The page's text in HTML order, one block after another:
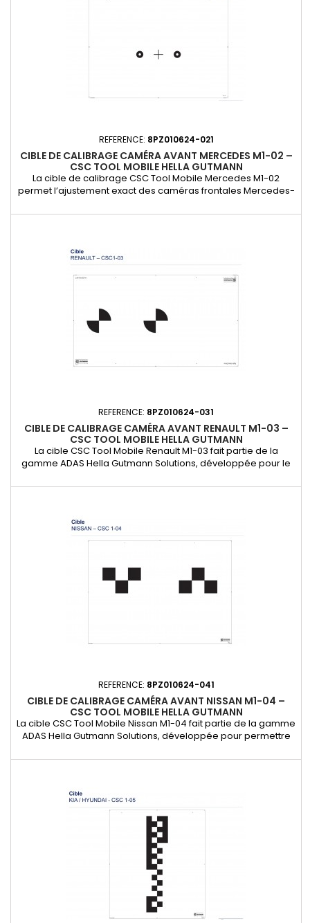
REFERENCE: 8PZ010624-021
CIBLE DE CALIBRAGE CAMÉRA AVANT MERCEDES M1-02 –
CSC TOOL MOBILE HELLA GUTMANN
La cible de calibrage CSC Tool Mobile Mercedes M1-02
permet l’ajustement exact des caméras frontales Mercedes-
CSC Tool Mobile Hella Gutmann (réf. 8PD 010 624-001), elle
REFERENCE: 8PZ010624-031
CIBLE DE CALIBRAGE CAMÉRA AVANT RENAULT M1-03 –
CSC TOOL MOBILE HELLA GUTMANN
La cible CSC Tool Mobile Renault M1-03 fait partie de la
gamme ADAS Hella Gutmann Solutions, développée pour le
le CSC Tool Mobile (réf. 8PD 010 624-001), elle garantit un
REFERENCE: 8PZ010624-041
CIBLE DE CALIBRAGE CAMÉRA AVANT NISSAN M1-04 –
CSC TOOL MOBILE HELLA GUTMANN
La cible CSC Tool Mobile Nissan M1-04 fait partie de la gamme
ADAS Hella Gutmann Solutions, développée pour permettre
constructeur des systèmes de caméras frontales. Utilisée